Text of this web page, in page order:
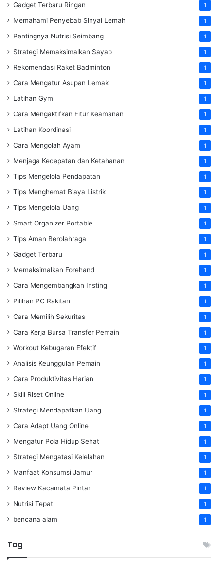
Gadget Terbaru Ringan 1
Memahami Penyebab Sinyal Lemah 1
Pentingnya Nutrisi Seimbang 1
Strategi Memaksimalkan Sayap 1
Rekomendasi Raket Badminton 1
Cara Mengatur Asupan Lemak 1
Latihan Gym 1
Cara Mengaktifkan Fitur Keamanan 1
Latihan Koordinasi 1
Cara Mengolah Ayam 1
Menjaga Kecepatan dan Ketahanan 1
Tips Mengelola Pendapatan 1
Tips Menghemat Biaya Listrik 1
Tips Mengelola Uang 1
Smart Organizer Portable 1
Tips Aman Berolahraga 1
Gadget Terbaru 1
Memaksimalkan Forehand 1
Cara Mengembangkan Insting 1
Pilihan PC Rakitan 1
Cara Memilih Sekuritas 1
Cara Kerja Bursa Transfer Pemain 1
Workout Kebugaran Efektif 1
Analisis Keunggulan Pemain 1
Cara Produktivitas Harian 1
Skill Riset Online 1
Strategi Mendapatkan Uang 1
Cara Adapt Uang Online 1
Mengatur Pola Hidup Sehat 1
Strategi Mengatasi Kelelahan 1
Manfaat Konsumsi Jamur 1
Review Kacamata Pintar 1
Nutrisi Tepat 1
bencana alam 1
Tag